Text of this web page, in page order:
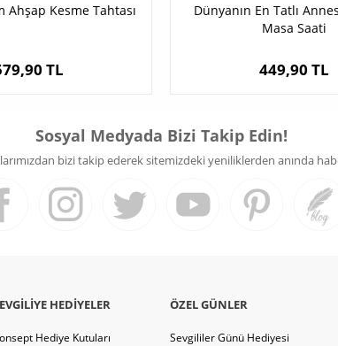
Ahşap Kesme Tahtası
TL
Dünyanın En Tatlı
Masa Saati
449,90 TL
Sosyal Medyada Bizi Takip Edin!
bizi takip ederek sitemizdeki yeniliklerden anında
HEDIYELER
Hediye Kutuları
ÖZEL GÜNLER
Sevgililer Günü Hediyesi